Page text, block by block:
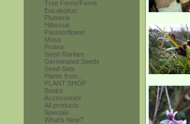
Tree Ferns/Ferns
Eucalyptus
Plumeria
Hibiscus
Passionflower
Musa
Protea
Seed-Rarities
Germinated Seeds
Seed-Sets
Plants from...
PLANT SHOP
Books
Accessories
All products
Specials
What's New?